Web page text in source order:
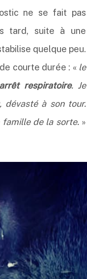
ne se fait pas
tard, suite à une
quelque peu.
courte durée : « le
respiratoire. Je
dévasté à son tour.
de la sorte.»